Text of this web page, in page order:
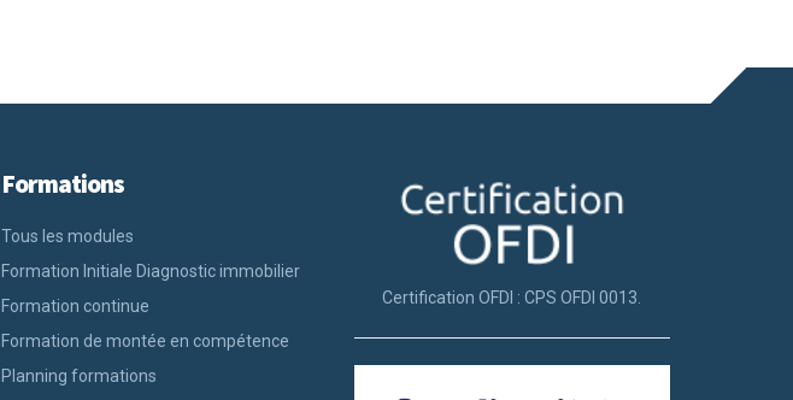
Formations
Tous les modules
Formation Initiale Diagnostic immobilier
Formation continue
Formation de montée en compétence
Planning formations
Certification OFDI : CPS OFDI 0013.